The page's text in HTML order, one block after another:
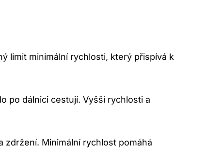
limit minimální rychlosti, který přispívá k
po dálnici cestují. Vyšší rychlosti a
Minimální rychlost pomáhá